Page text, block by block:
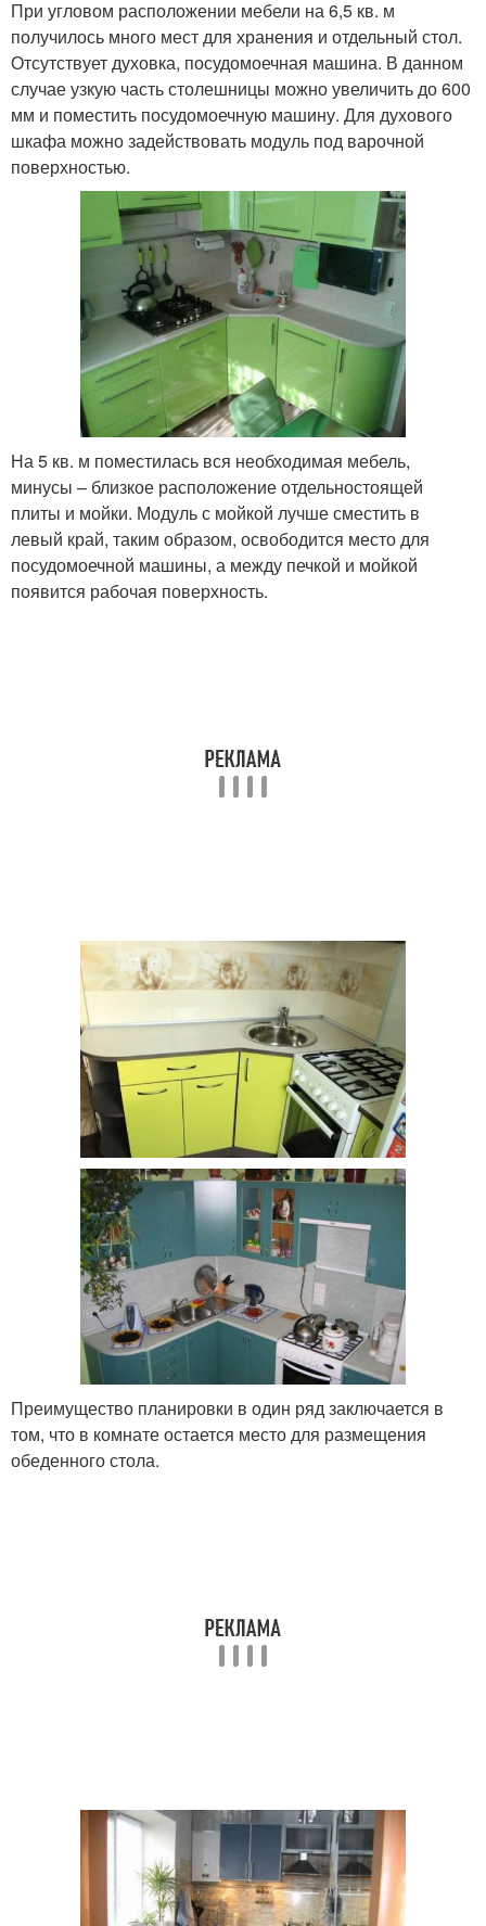
При угловом расположении мебели на 6,5 кв. м
получилось много мест для хранения и отдельный стол.
Отсутствует духовка, посудомоечная машина. В данном
случае узкую часть столешницы можно увеличить до 600
мм и поместить посудомоечную машину. Для духового
шкафа можно задействовать модуль под варочной
поверхностью.
На 5 кв. м поместилась вся необходимая мебель,
минусы – близкое расположение отдельностоящей
плиты и мойки. Модуль с мойкой лучше сместить в
левый край, таким образом, освободится место для
посудомоечной машины, а между печкой и мойкой
появится рабочая поверхность.
Преимущество планировки в один ряд заключается в
том, что в комнате остается место для размещения
обеденного стола.